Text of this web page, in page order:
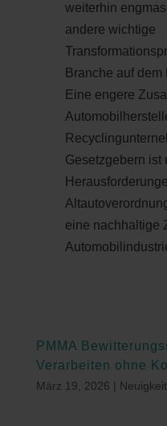
weiterhin
andere wichtige
Branche auf
Eine engere
Gesetzgebern ist
eine nachhaltige
PMMA
Verarbeiten ohne
März 19, 2026 |